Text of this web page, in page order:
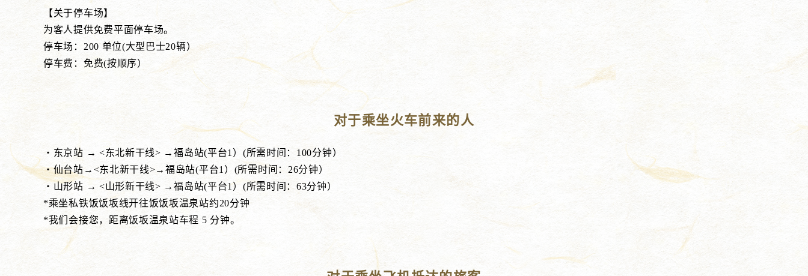
【关于停车场】
为客人提供免费平面停车场。
停车场：200 单位(大型巴士20辆）
停车费：免费(按顺序）
对于乘坐火车前来的人
・东京站 → <东北新干线> →福岛站(平台1）(所需时间：100分钟）
・仙台站→<东北新干线>→福岛站(平台1）(所需时间：26分钟）
・山形站 → <山形新干线> →福岛站(平台1）(所需时间：63分钟）
*乘坐私铁饭饭坂线开往饭饭坂温泉站约20分钟
*我们会接您，距离饭坂温泉站车程 5 分钟。